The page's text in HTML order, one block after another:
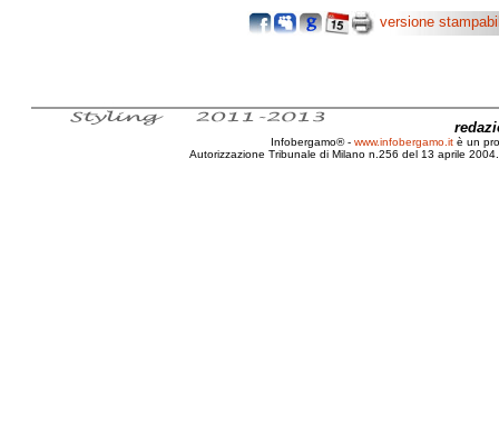
versione
Infobergamo® - www.infobergamo.it è un
Autorizzazione Tribunale di Milano n.256 del 13 aprile